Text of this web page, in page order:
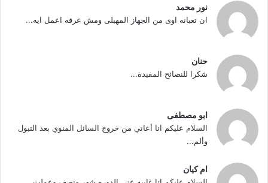
نور محمد
ان تعبانه اوى من الجهاز المهبلى ومش عرفه اعمل ايه...
حنان
شكرا للنصائح المفيدة...
ابو مصطفى
السلام عليكم انا أعاني من خروج السائل المنوي بعد التبول
وألم...
ام كيان